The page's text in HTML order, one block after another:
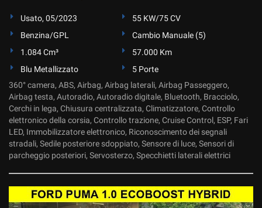
Usato, 05/2023
55 KW/75 CV
Benzina/GPL
Cambio Manuale (5)
1.084 Cm³
57.000 Km
Blu Metallizzato
5 Porte
360° camera, ABS, Airbag, Airbag laterali, Airbag Passeggero,
Airbag testa, Autoradio, Autoradio digitale, Bluetooth, Bracciolo,
Cerchi in lega, Chiusura centralizzata, Climatizzatore, Controllo
elettronico della corsia, Controllo trazione, Cruise Control, ESP, Fari
LED, Immobilizzatore elettronico, Riconoscimento dei segnali
stradali, Sedile posteriore sdoppiato, Sensore di luce, Sensori di
parcheggio posteriori, Servosterzo, Specchietti laterali elettrici